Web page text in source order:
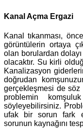
Kanal Açma Ergazi
Kanal tıkanması,
görüntülerin ortaya
olan borulardan
olacaktır. Su kirli
Kanalizasyon
doğrudan
gerçekleşmesi de söz
problemin
söyleyebilirsiniz.
ufak bir sorun fark
sorunun kaynağını